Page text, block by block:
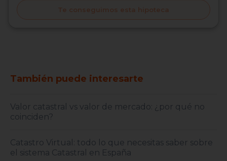
Te conseguimos esta hipoteca
También puede interesarte
Valor catastral vs valor de mercado: ¿por qué no
coinciden?
Catastro Virtual: todo lo que necesitas saber sobre
el sistema Catastral en España